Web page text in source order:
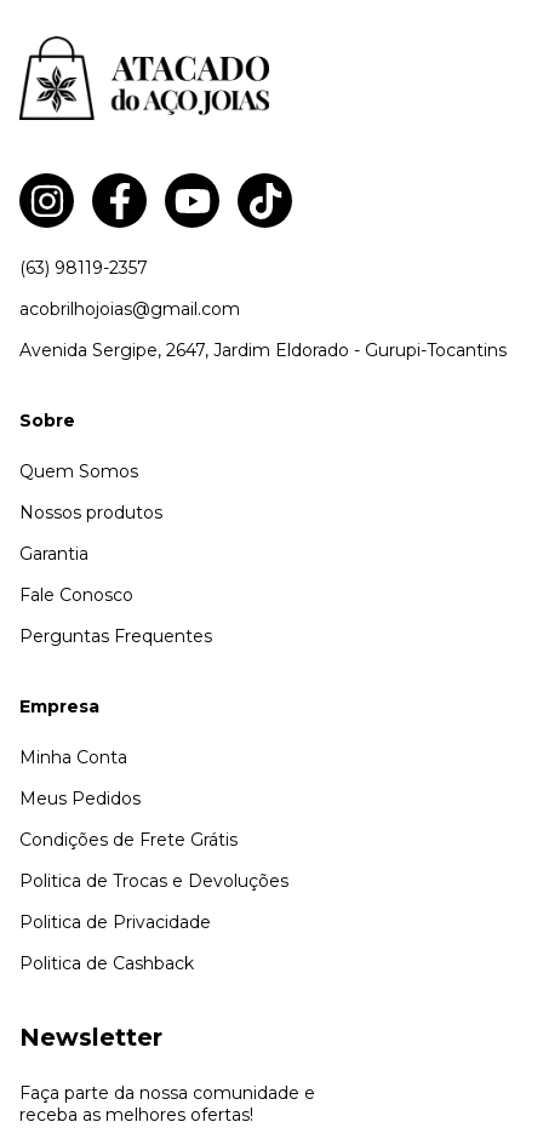
(63) 98119-2357
acobrilhojoias@gmail.com
Avenida Sergipe, 2647, Jardim Eldorado - Gurupi-Tocantins
Sobre
Quem Somos
Nossos produtos
Garantia
Fale Conosco
Perguntas Frequentes
Empresa
Minha Conta
Meus Pedidos
Condições de Frete Grátis
Politica de Trocas e Devoluções
Politica de Privacidade
Politica de Cashback
Newsletter
Faça parte da nossa comunidade e
receba as melhores ofertas!